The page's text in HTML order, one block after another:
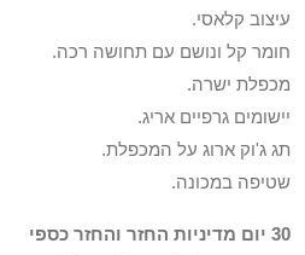
עיצוב קלאסי.
חומר קל ונושם עם תחושה רכה.
מכפלת ישרה.
יישומים גרפיים אריג.
תג ג'וק ארוג על המכפלת.
שטיפה במכונה.
30 יום מדיניות החזר והחזר כספי